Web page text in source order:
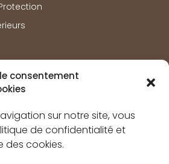
consentement
sur notre site, vous
de confidentialité et
des cookies.